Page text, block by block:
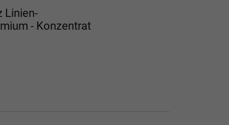
Linien-
- Konzentrat